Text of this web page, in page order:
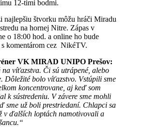
12-timi bodmi.
najlepšiu štvorku môžu hráči Miradu
na hornej Nitre. Zápas v
o 18:00 hod. a online ho bude
komentárom cez NikéTV.
VK MIRAD UNIPO Prešov:
na víťazstva. Či sú utrápené, alebo
Dôležité bolo víťazstvo. Vstúpili sme
koncentrovane, aj keď som
k sústredeniu. V závere sme mohli
sme už boli prestriedaní. Chlapci sa
v ďalších loptách namotivovali a